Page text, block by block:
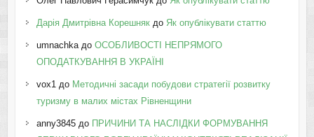
Дарія Дмитрівна Корешнякдо Як опублікувати статтю
umnachkaдо ОСОБЛИВОСТІ НЕПРЯМОГО
ОПОДАТКУВАННЯ В УКРАЇНІ
vox1до Методичні засади побудови стратегії розвитку
туризму в малих містах Рівненщини
anny3845до ПРИЧИНИ ТА НАСЛІДКИ ФОРМУВАННЯ